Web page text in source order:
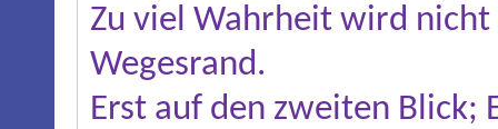
Zu viel Wahrheit wird nicht
Wegesrand.
Erst auf den zweiten Blick;